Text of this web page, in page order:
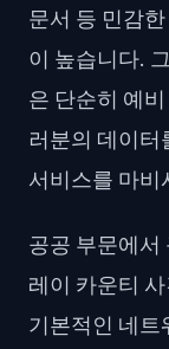
문서 등 민감
이 높습니다.
은 단순히 예
러분의 데이
서비스를 마비
공공 부문에서
레이 카운티
기본적인 네트